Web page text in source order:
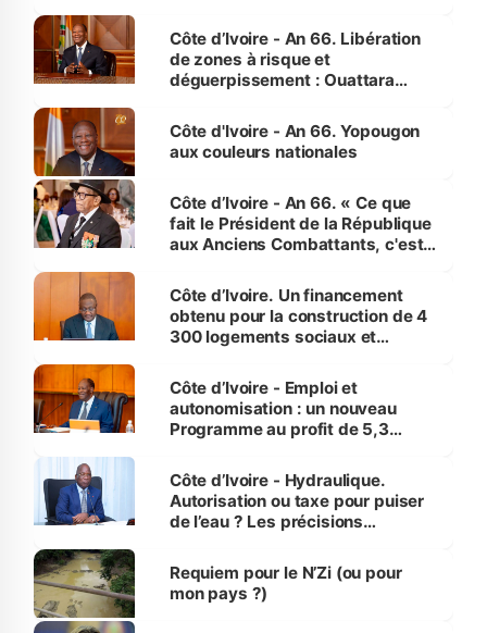
milieu des sinistrés
Côte d’Ivoire - An 66. Libération
de zones à risque et
déguerpissement : Ouattara
l'Etat de droit pour préserver les
vies humaines »
Côte d'Ivoire - An 66. Yopougon
aux couleurs nationales
Côte d’Ivoire - An 66. « Ce que
fait le Président de la République
aux Anciens Combattants, c'est
Côte d’Ivoire. Un financement
obtenu pour la construction de 4
300 logements sociaux et
et Yamoussoukro
Côte d’Ivoire - Emploi et
autonomisation : un nouveau
Programme au profit de 5,3
Côte d’Ivoire - Hydraulique.
Autorisation ou taxe pour puiser
de l’eau ? Les précisions
Requiem pour le N’Zi (ou pour
mon pays ?)